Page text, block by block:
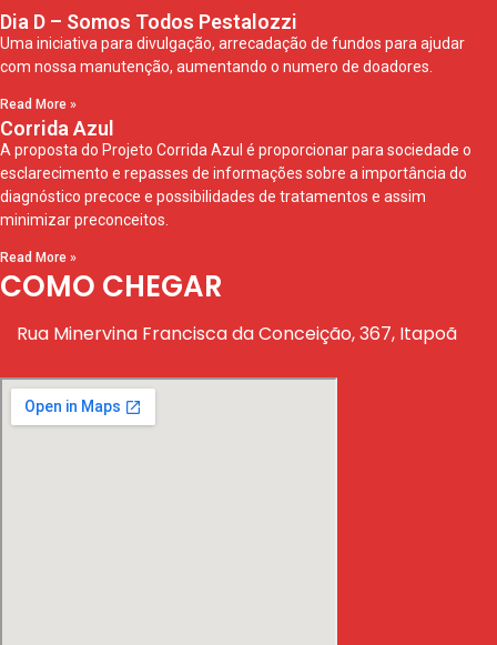
Dia D – Somos Todos Pestalozzi
Uma iniciativa para divulgação, arrecadação de fundos para ajudar
com nossa manutenção, aumentando o numero de doadores.
Read More »
Corrida Azul
A proposta do Projeto Corrida Azul é proporcionar para sociedade o
esclarecimento e repasses de informações sobre a importância do
diagnóstico precoce e possibilidades de tratamentos e assim
minimizar preconceitos.
Read More »
COMO CHEGAR
Rua Minervina Francisca da Conceição, 367, Itapoã